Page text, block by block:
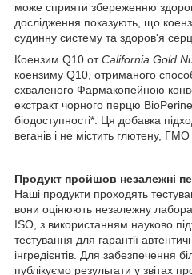
може сприяти збереженню
дослідження показують, що
судинну систему та здоров'я
Коензим Q10 отCalifornia Gold
коензиму Q10, отриманого
схваленого Фармакопейною
екстракт чорного перцю
біодоступності*. Ця добавка
веганів і не містить глютену, ГМО
Продукт пройшов незалежні
Наші продукти проходять
вони оцінюють незалежну
ISO, з використанням науково
тестування для гарантії
інгредієнтів. Для забезпечення
публікуємо результати у звітах